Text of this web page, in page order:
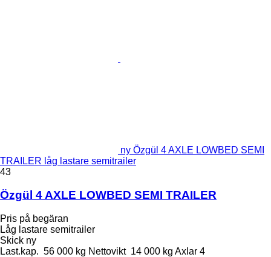
ny Özgül 4 AXLE LOWBED SEMI
TRAILER låg lastare semitrailer
43
Özgül 4 AXLE LOWBED SEMI TRAILER
Pris på begäran
Låg lastare semitrailer
Skick ny
Last.kap. 56 000 kg Nettovikt 14 000 kg Axlar 4